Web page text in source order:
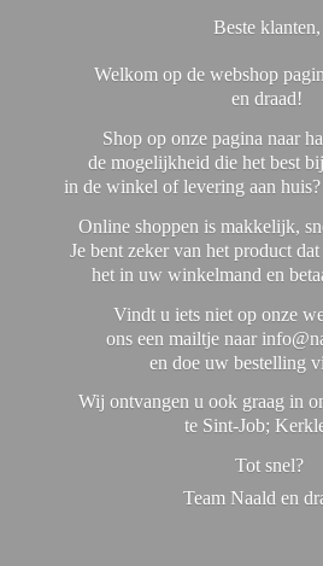
Beste klanten,
Welkom op de webshop
en draad!
Shop op onze pagina naar
de mogelijkheid die het best
in de winkel of levering aan
Online shoppen is makkelijk,
Je bent zeker van het product
het in uw winkelmand en
Vindt u iets niet op onze
ons een mailtje naar
en doe uw bestelling
Wij ontvangen u ook graag in
te Sint-Job;
Tot snel?
Team Naald en